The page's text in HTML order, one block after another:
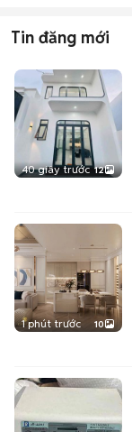
Tin đăng mới
40 giây trước 12
1 phút trước 10